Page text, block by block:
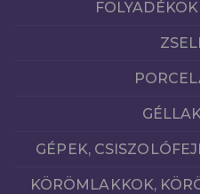
GÉPEK,
KÖRÖMLAKKOK,